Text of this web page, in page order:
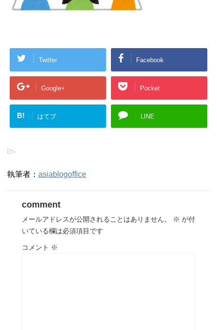
Twitter Facebook
Google+ Pocket
B! はてブ LINE
-
執筆者： asiablogoffice
comment
メールアドレスが公開されることはありません。 ※ が付
いている欄は必須項目です
コメント ※